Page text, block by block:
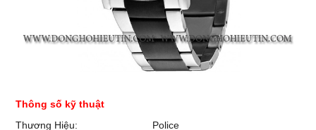
Thông số kỹ thuật
Thương Hiệu:
Police